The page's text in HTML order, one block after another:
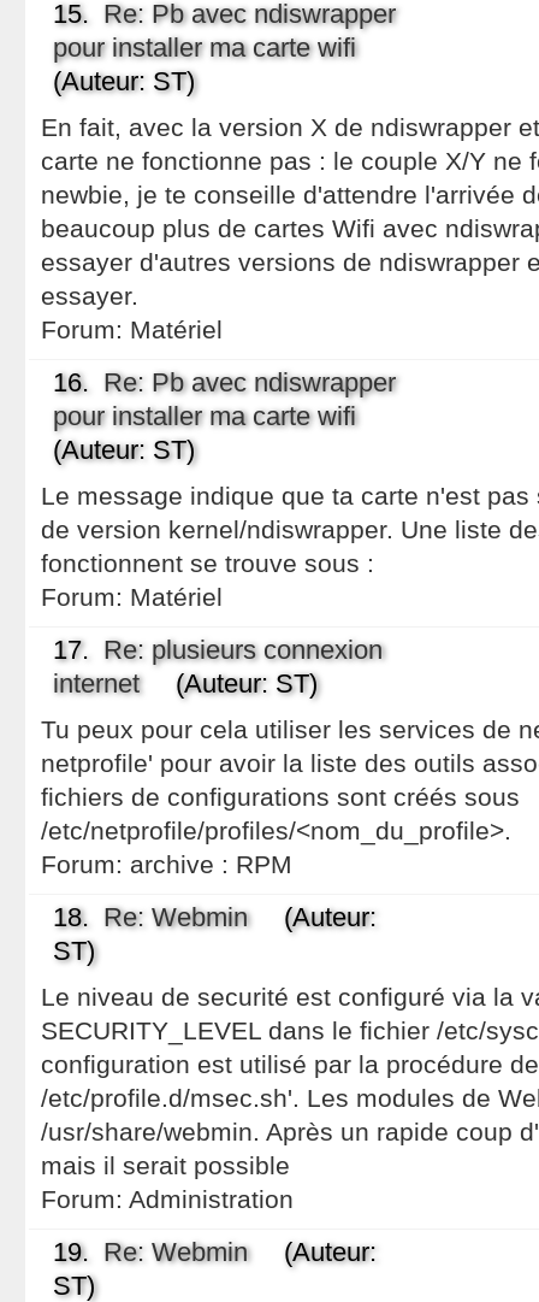
15. Re: Pb avec ndiswrapper
pour installer ma carte wifi
(Auteur: ST)
En fait, avec la version X de ndiswrapper
carte ne fonctionne pas : le couple X/Y ne
newbie, je te conseille d'attendre l'arrivée
beaucoup plus de cartes Wifi avec
essayer d'autres versions de ndiswrapper
essayer.
Forum: Matériel
16. Re: Pb avec ndiswrapper
pour installer ma carte wifi
(Auteur: ST)
Le message indique que ta carte n'est
de version kernel/ndiswrapper. Une liste
fonctionnent se trouve sous :
Forum: Matériel
17. Re: plusieurs connexion
internet(Auteur: ST)
Tu peux pour cela utiliser les services de
netprofile' pour avoir la liste des outils
fichiers de configurations sont créés sous
/etc/netprofile/profiles/<nom_du_profile>.
Forum: archive : RPM
18. Re: Webmin(Auteur:
ST)
Le niveau de securité est configuré via la
SECURITY_LEVEL dans le fichier /etc/
configuration est utilisé par la procédure
/etc/profile.d/msec.sh'. Les modules de
/usr/share/webmin. Après un rapide coup
mais il serait possible
Forum: Administration
19. Re: Webmin(Auteur:
ST)